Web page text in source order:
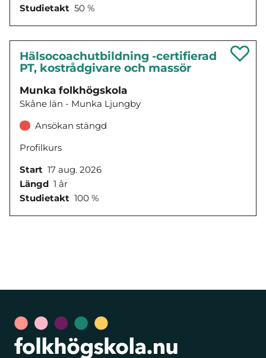
Studietakt 50 %
Hälsocoachutbildning -certifierad
PT, kostrådgivare och massör
Munka folkhögskola
Skåne län - Munka Ljungby
Ansökan stängd
Profilkurs
Start 17 aug. 2026
Längd 1 år
Studietakt 100 %